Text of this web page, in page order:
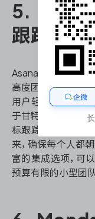
5.
跟踪系统
Asana是一款以协
高度团队协作的项
用户轻松创建、分
于甘特图，有助于
标跟踪功能允许团
来，确保每个人都
富的集成选项，可
预算有限的小型团
企微